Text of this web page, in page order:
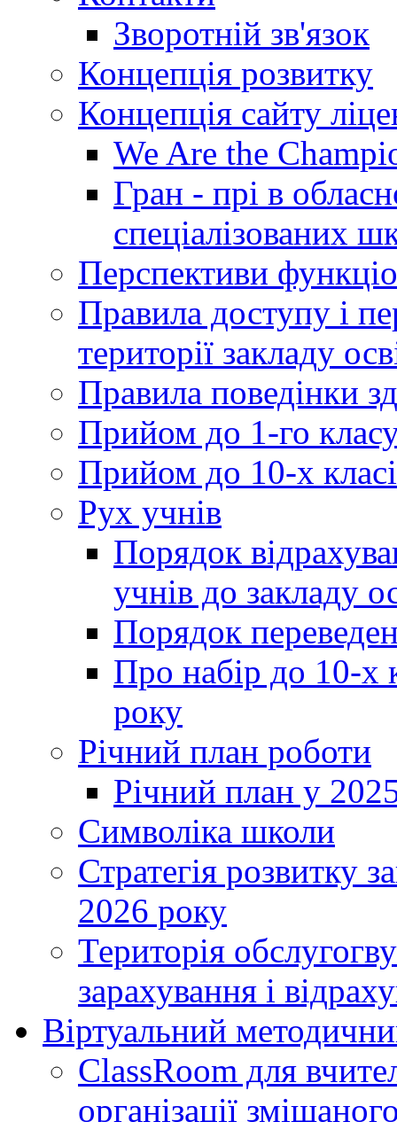
Зворотній зв'язок
Концепція розвитку
Концепція сайту
We Are the
Гран - прі в
спеціалізованих
Перспективи
Правила доступу і
території закладу
Правила поведінки
Прийом до 1-го
Прийом до 10-х
Рух учнів
Порядок
учнів до закладу
Порядок
Про набір до 10-х
року
Річний план роботи
Річний план у
Символіка школи
Стратегія розвитку
2026 року
Територія
зарахування і
Віртуальний
ClassRoom для
організації